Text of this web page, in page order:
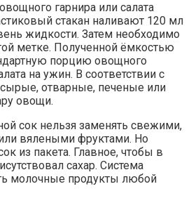
гарнира или салата
стакан наливают 120 мл
жидкости. Затем необходимо
метке. Полученной ёмкостью
порцию овощного
на ужин. В соответствии с
отварные, печеные или
овощи.
сок нельзя заменять свежими,
вялеными фруктами. Но
из пакета. Главное, чтобы в
сахар. Система
молочные продукты любой